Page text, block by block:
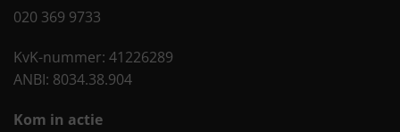
020 369 9733
KvK-nummer: 41226289
ANBI: 8034.38.904
Kom in actie